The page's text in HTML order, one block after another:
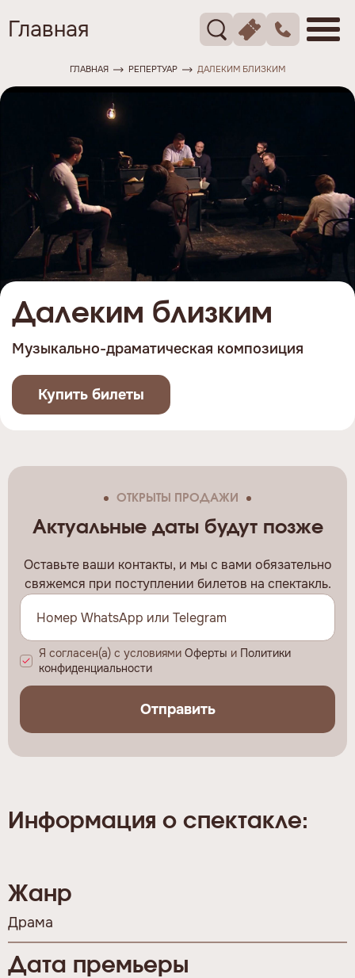
Главная
ГЛАВНАЯ РЕПЕРТУАР ДАЛЕКИМ БЛИЗКИМ
Далеким близким
Музыкально-драматическая композиция
Купить билеты
ОТКРЫТЫ ПРОДАЖИ
Актуальные даты будут позже
Оставьте ваши контакты, и мы c вами обязательно
свяжемся при поступлении билетов на спектакль.
Отправить
Я согласен(а) с условиями Оферты и Политики
конфиденциальности
Информация о спектакле:
Жанр
Драма
Дата премьеры